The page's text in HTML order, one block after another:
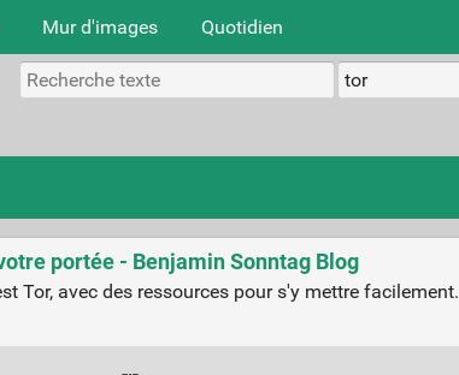
Mur d'images Quotidien
portée - Benjamin Sonntag Blog
Tor, avec des ressources pour s'y mettre facilement.